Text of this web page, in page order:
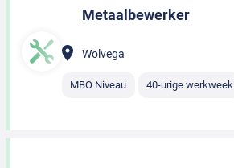
Metaalbewerker
Wolvega
MBO Niveau 40-urige werkweek